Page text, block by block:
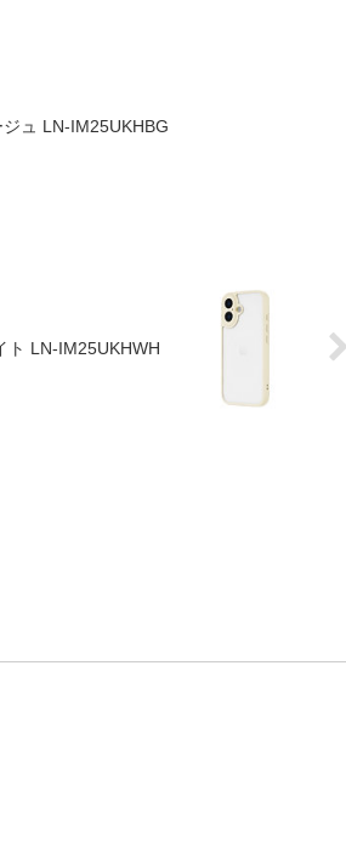
ュ LN-IM25UKHBG
ト LN-IM25UKHWH